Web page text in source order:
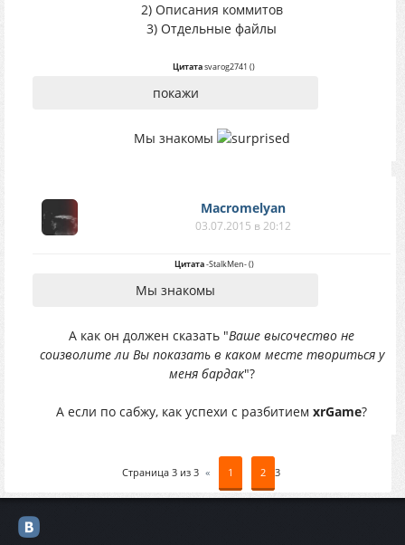
2) Описания коммитов
3) Отдельные файлы
Цитатаsvarog2741 ()
покажи
Мы знакомы
Macromelyan
03.07.2015 в 20:12
Цитата-StalkMen-()
Мы знакомы
А как он должен сказать "Ваше высочество не
соизволите ли Вы показать в каком месте твориться у
меня бардак"?
А если по сабжу, как успехи с разбитием xrGame?
Страница 3 из 3 « 1 2 3